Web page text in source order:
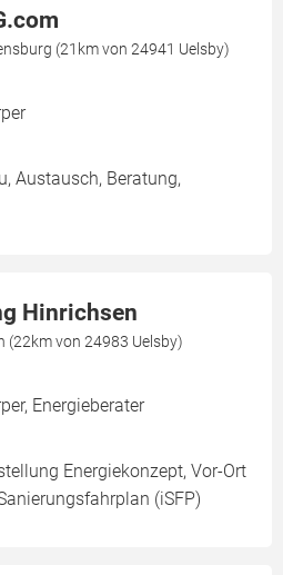
(21km von 24941 Uelsby)
Austausch, Beratung,
Hinrichsen
(22km von 24983 Uelsby)
Energieberater
Energiekonzept, Vor-Ort
(iSFP)